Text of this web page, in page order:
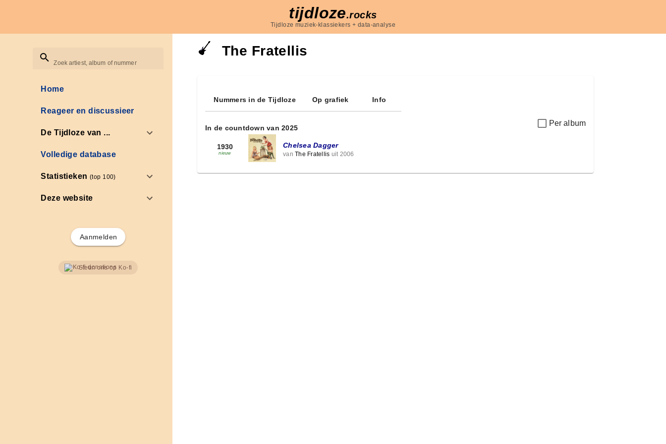
tijdloze.rocks
Tijdloze muziek-klassiekers + data-analyse
Zoek artiest, album of nummer
Home
Reageer en discussieer
De Tijdloze van ...
Volledige database
Statistieken(top 100)
Deze website
Aanmelden
Steun ons op Ko-fi
The Fratellis
Nummers in de Tijdloze Op grafiek Info
Per album
In de countdown van 2025
1930
nieuw
Chelsea Dagger
van The Fratellis uit 2006